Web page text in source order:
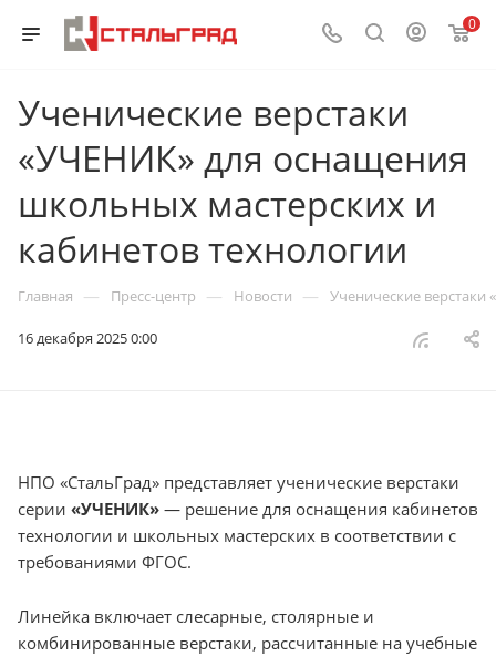
0
Ученические верстаки
«УЧЕНИК» для оснащения
школьных мастерских и
кабинетов технологии
Главная — Пресс-центр — Новости — Ученические
16 декабря 2025 0:00
НПО «СтальГрад» представляет ученические верстаки
серии «УЧЕНИК» — решение для оснащения кабинетов
технологии и школьных мастерских в соответствии с
требованиями ФГОС.
Линейка включает слесарные, столярные и
комбинированные верстаки, рассчитанные на учебные